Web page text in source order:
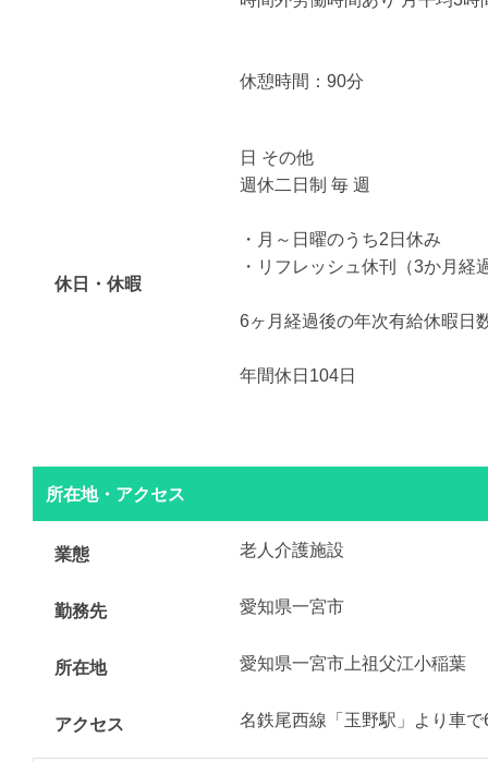
休憩時間：90分
休日・休暇
日 その他
週休二日制 毎 週
・月～日曜のうち2日休み
・リフレッシュ休刊（3か月経
6ヶ月経過後の年次有給休暇日
年間休日104日
所在地・アクセス
業態 老人介護施設
勤務先 愛知県一宮市
所在地 愛知県一宮市上祖父江小稲葉
アクセス 名鉄尾西線「玉野駅」より車で